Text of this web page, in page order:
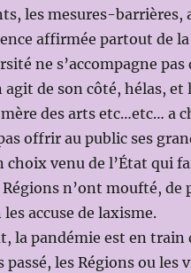
les mesures-barrières,
affirmée partout de
ne s’accompagne pas
de son côté, hélas, et
des arts etc…etc… a
offrir au public ses
choix venu de l’État qui
n’ont moufté, de
accuse de laxisme.
la pandémie est en train
les Régions ou les